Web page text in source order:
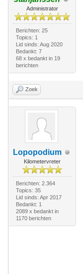
Administrator
Berichten: 25
Topics: 1
Lid sinds: Aug 2020
Bedankt: 7
68 x bedankt in 19
berichten
Zoek
Lopopodium
Kilometervreter
Berichten: 2.364
Topics: 35
Lid sinds: Apr 2017
Bedankt: 1
2089 x bedankt in
1170 berichten